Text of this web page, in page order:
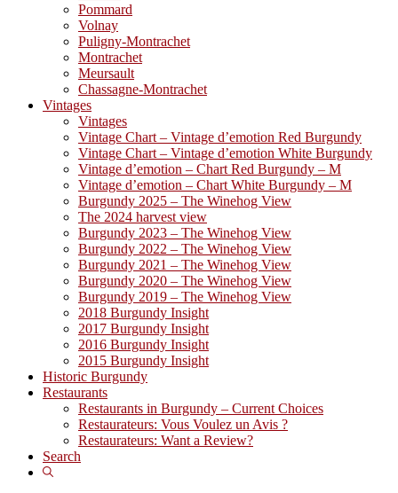
Pommard
Volnay
Puligny-Montrachet
Montrachet
Meursault
Chassagne-Montrachet
Vintages
Vintages
Vintage Chart – Vintage d’emotion Red Burgundy
Vintage Chart – Vintage d’emotion White Burgundy
Vintage d’emotion – Chart Red Burgundy – M
Vintage d’emotion – Chart White Burgundy – M
Burgundy 2025 – The Winehog View
The 2024 harvest view
Burgundy 2023 – The Winehog View
Burgundy 2022 – The Winehog View
Burgundy 2021 – The Winehog View
Burgundy 2020 – The Winehog View
Burgundy 2019 – The Winehog View
2018 Burgundy Insight
2017 Burgundy Insight
2016 Burgundy Insight
2015 Burgundy Insight
Historic Burgundy
Restaurants
Restaurants in Burgundy – Current Choices
Restaurateurs: Vous Voulez un Avis ?
Restaurateurs: Want a Review?
Search
Show